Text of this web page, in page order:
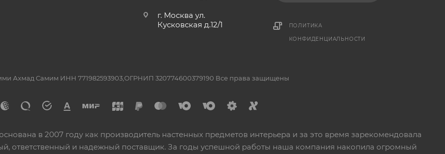
г. Москва ул.
Кусковская д.12/1
ПОЛИТИКА
КОНФИДЕНЦИАЛЬНОСТИ
Ахмад Самим ИНН 771982593903,ОГРНИП 320774600379190 Все права защищены
в 2007 году как производитель настенных предметов интерьера и за это время зарекомендовала
ответственный и надежный поставщик. За годы успешной работы наша компания накопила огромный